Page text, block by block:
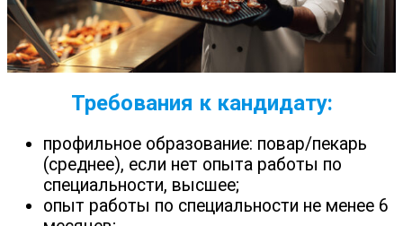
Требования к кандидату:
профильное образование: повар/пекарь
(среднее), если нет опыта работы по
специальности, высшее;
опыт работы по специальности не менее 6